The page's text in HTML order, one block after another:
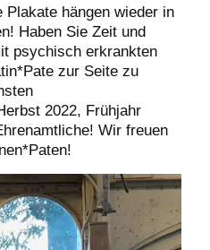
Plakate hängen wieder in
Haben Sie Zeit und
psychisch erkrankten
zur Seite zu
2022, Frühjahr
Wir freuen